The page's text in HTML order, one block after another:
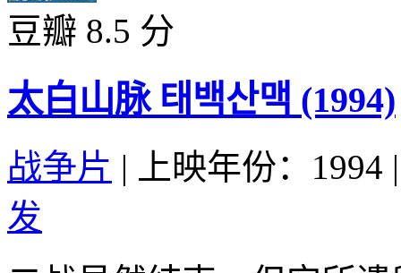
豆瓣 8.5 分
太白山脉 태백산맥 (1994)
战争片 | 上映年份：1994 |
发